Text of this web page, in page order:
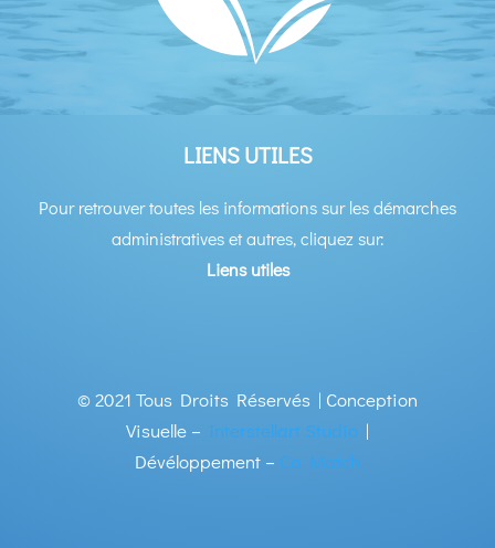
LIENS UTILES
Pour retrouver toutes les informations sur les démarches
administratives et autres, cliquez sur:
Liens utiles
© 2021 Tous Droits Réservés | Conception
Visuelle – Interstellart Studio |
Dévéloppement – Ca Match